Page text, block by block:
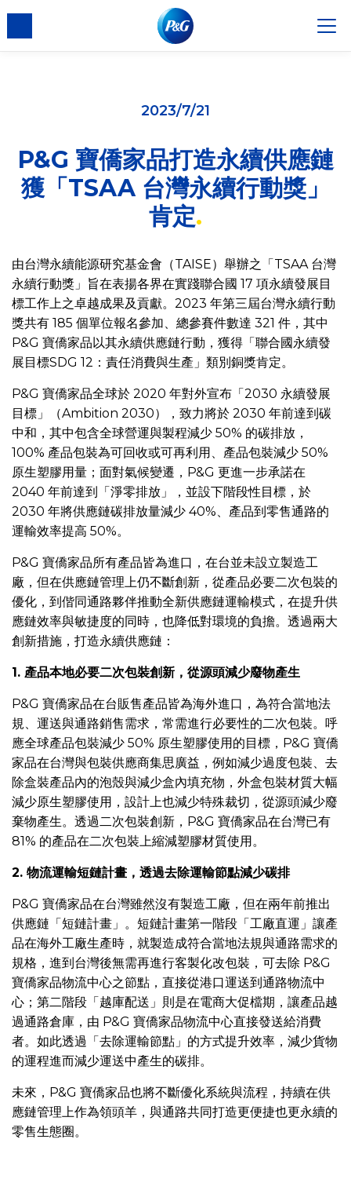
2023/7/21
P&G 寶僑家品打造永續供應鏈
獲「TSAA 台灣永續行動獎」
肯定
由台灣永續能源研究基金會（TAISE）舉辦之「TSAA 台灣
永續行動獎」旨在表揚各界在實踐聯合國 17 項永續發展目
標工作上之卓越成果及貢獻。2023 年第三屆台灣永續行動
獎共有 185 個單位報名參加、總參賽件數達 321 件，其中
P&G 寶僑家品以其永續供應鏈行動，獲得「聯合國永續發
展目標SDG 12：責任消費與生產」類別銅獎肯定。
P&G 寶僑家品全球於 2020 年對外宣布「2030 永續發展
目標」（Ambition 2030），致力將於 2030 年前達到碳
中和，其中包含全球營運與製程減少 50% 的碳排放，
100% 產品包裝為可回收或可再利用、產品包裝減少 50%
原生塑膠用量；面對氣候變遷，P&G 更進一步承諾在
2040 年前達到「淨零排放」，並設下階段性目標，於
2030 年將供應鏈碳排放量減少 40%、產品到零售通路的
運輸效率提高 50%。
P&G 寶僑家品所有產品皆為進口，在台並未設立製造工
廠，但在供應鏈管理上仍不斷創新，從產品必要二次包裝的
優化，到偕同通路夥伴推動全新供應鏈運輸模式，在提升供
應鏈效率與敏捷度的同時，也降低對環境的負擔。透過兩大
創新措施，打造永續供應鏈：
1. 產品本地必要二次包裝創新，從源頭減少廢物產生
P&G 寶僑家品在台販售產品皆為海外進口，為符合當地法
規、運送與通路銷售需求，常需進行必要性的二次包裝。呼
應全球產品包裝減少 50% 原生塑膠使用的目標，P&G 寶僑
家品在台灣與包裝供應商集思廣益，例如減少過度包裝、去
除盒裝產品內的泡殼與減少盒內填充物，外盒包裝材質大幅
減少原生塑膠使用，設計上也減少特殊裁切，從源頭減少廢
棄物產生。透過二次包裝創新，P&G 寶僑家品在台灣已有
81% 的產品在二次包裝上縮減塑膠材質使用。
2. 物流運輸短鏈計畫，透過去除運輸節點減少碳排
P&G 寶僑家品在台灣雖然沒有製造工廠，但在兩年前推出
供應鏈「短鏈計畫」。短鏈計畫第一階段「工廠直運」讓產
品在海外工廠生產時，就製造成符合當地法規與通路需求的
規格，進到台灣後無需再進行客製化改包裝，可去除 P&G
寶僑家品物流中心之節點，直接從港口運送到通路物流中
心；第二階段「越庫配送」則是在電商大促檔期，讓產品越
過通路倉庫，由 P&G 寶僑家品物流中心直接發送給消費
者。如此透過「去除運輸節點」的方式提升效率，減少貨物
的運程進而減少運送中產生的碳排。
未來，P&G 寶僑家品也將不斷優化系統與流程，持續在供
應鏈管理上作為領頭羊，與通路共同打造更便捷也更永續的
零售生態圈。